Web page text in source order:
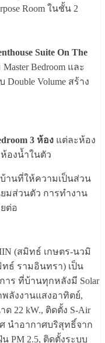
Room ในชั้น 2
Suite On The
Bedroom และ
Double Volume สร้าง
3 ห้อง แต่ละห้อง
องน้ำในตัว
บ้านที่ให้ความเป็นส่วน
มส่วนตัว การทำงาน
ต่อ
(สมิทธ์ เกษตร-นวมิ
ทธ์ รามอินทรา) เป็น
ร ที่บ้านทุกหลังมี Solar
พลังงานแสงอาทิตย์,
ด 22 kW., ติดตั้ง S-Air
นำอากาศบริสุทธิ์จาก
PM 2.5, ติดตั้งระบบ